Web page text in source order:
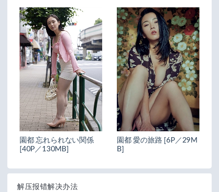
園都 忘れられない関係
[40P／130MB]
園都 愛の旅路 [6P／29M
B]
解压报错解决办法